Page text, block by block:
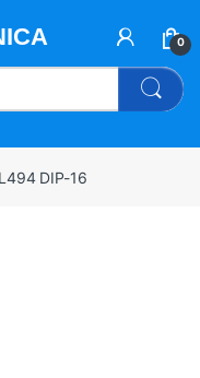
0
DIP-16